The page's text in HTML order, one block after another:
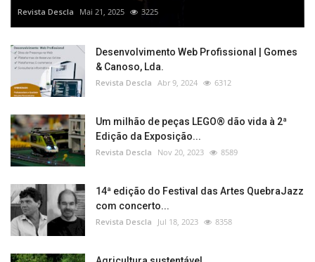
Revista Descla Mai 21, 2025 3225
Desenvolvimento Web Profissional | Gomes
& Canoso, Lda.
Revista Descla Abr 9, 2024 6312
Um milhão de peças LEGO® dão vida à 2ª
Edição da Exposição...
Revista Descla Nov 20, 2023 8589
14ª edição do Festival das Artes QuebraJazz
com concerto...
Revista Descla Jul 18, 2023 8358